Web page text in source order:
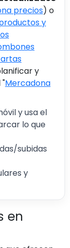
precios) o
y
y
Mercadona
y usa el
lo que
subidas
y
en